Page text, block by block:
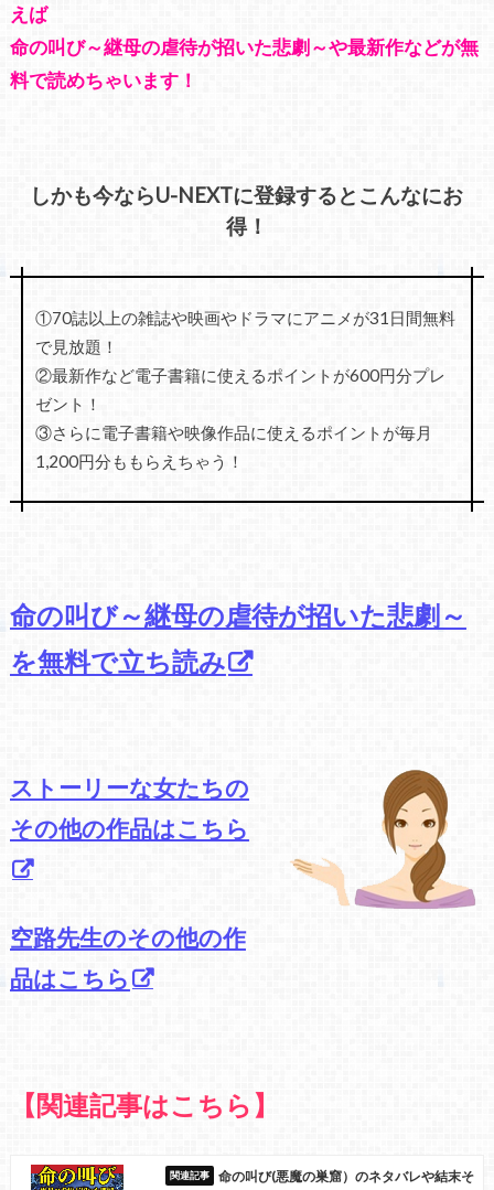
えば
命の叫び～継母の虐待が招いた悲劇～や最新作などが無
料で読めちゃいます！
しかも今ならU-NEXTに登録するとこんなにお
得！
①70誌以上の雑誌や映画やドラマにアニメが31日間無料
で見放題！
②最新作など電子書籍に使えるポイントが600円分プレ
ゼント！
③さらに電子書籍や映像作品に使えるポイントが毎月
1,200円分ももらえちゃう！
命の叫び～継母の虐待が招いた悲劇～
を無料で立ち読み
ストーリーな女たちの
その他の作品はこちら
空路先生のその他の作
品はこちら
【関連記事はこちら】
命の叫び(悪魔の巣窟）のネタバレや結末そ